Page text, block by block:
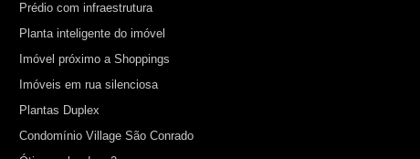
Prédio com infraestrutura
Planta inteligente do imóvel
Imóvel próximo a Shoppings
Imóveis em rua silenciosa
Plantas Duplex
Condomínio Village São Conrado